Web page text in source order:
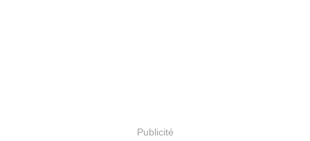
Publicité